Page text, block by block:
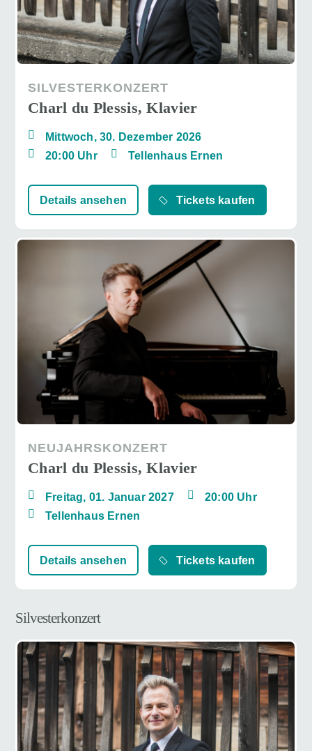
SILVESTERKONZERT
Charl du Plessis, Klavier
Mittwoch, 30. Dezember 2026
20:00 Uhr
Tellenhaus Ernen
Details ansehen Tickets kaufen
NEUJAHRSKONZERT
Charl du Plessis, Klavier
Freitag, 01. Januar 2027
20:00 Uhr
Tellenhaus Ernen
Details ansehen Tickets kaufen
Silvesterkonzert